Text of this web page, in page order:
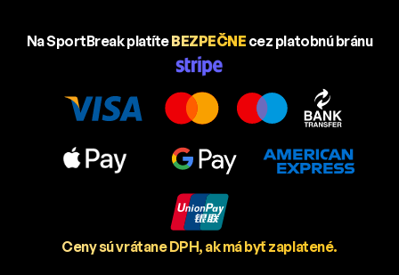
Na SportBreak platíteBEZPEČNE cez platobnú bránu
Ceny sú vrátane DPH, ak má byť zaplatené.